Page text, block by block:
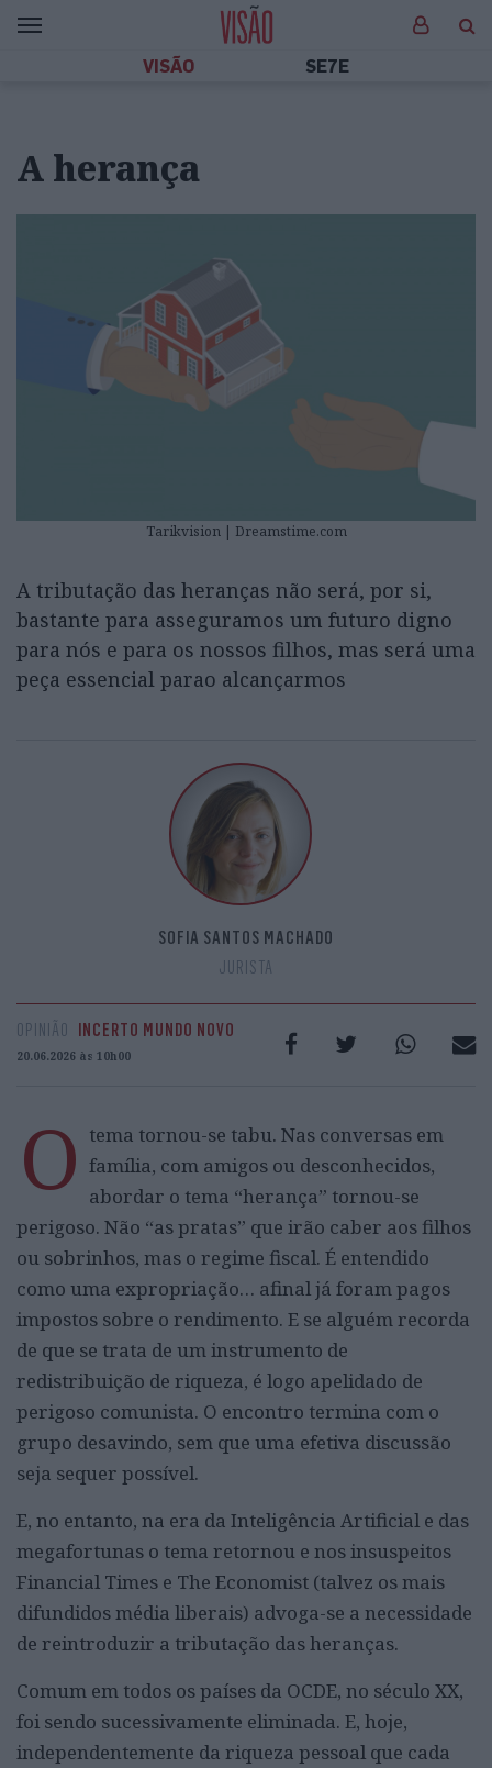
VISÃO SE7E
A herança
Tarikvision | Dreamstime.com
A tributação das heranças não será, por si,
bastante para asseguramos um futuro digno
para nós e para os nossos filhos, mas será uma
peça essencial parao alcançarmos
SOFIA SANTOS MACHADO
JURISTA
OPINIÃO INCERTO MUNDO NOVO
20.06.2026 às 10h00
O tema tornou-se tabu. Nas conversas em
família, com amigos ou desconhecidos,
abordar o tema “herança” tornou-se
perigoso. Não “as pratas” que irão caber aos filhos
ou sobrinhos, mas o regime fiscal. É entendido
como uma expropriação… afinal já foram pagos
impostos sobre o rendimento. E se alguém recorda
de que se trata de um instrumento de
redistribuição de riqueza, é logo apelidado de
perigoso comunista. O encontro termina com o
grupo desavindo, sem que uma efetiva discussão
seja sequer possível.
E, no entanto, na era da Inteligência Artificial e das
megafortunas o tema retornou e nos insuspeitos
Financial Times e The Economist (talvez os mais
difundidos média liberais) advoga-se a necessidade
de reintroduzir a tributação das heranças.
Comum em todos os países da OCDE, no século XX,
foi sendo sucessivamente eliminada. E, hoje,
independentemente da riqueza pessoal que cada